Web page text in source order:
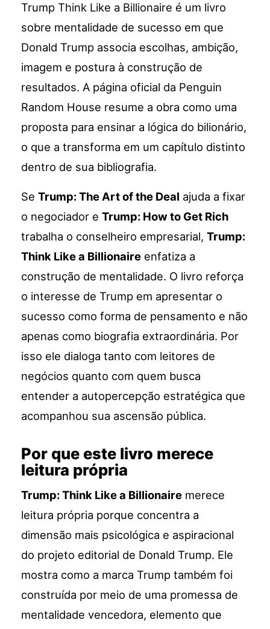
Trump Think Like a Billionaire é um livro
sobre mentalidade de sucesso em que
Donald Trump associa escolhas, ambição,
imagem e postura à construção de
resultados. A página oficial da Penguin
Random House resume a obra como uma
proposta para ensinar a lógica do bilionário,
o que a transforma em um capítulo distinto
dentro de sua bibliografia.
SeTrump: The Art of the Deal ajuda a fixar
o negociador eTrump: How to Get Rich
trabalha o conselheiro empresarial,Trump:
Think Like a Billionaire enfatiza a
construção de mentalidade. O livro reforça
o interesse de Trump em apresentar o
sucesso como forma de pensamento e não
apenas como biografia extraordinária. Por
isso ele dialoga tanto com leitores de
negócios quanto com quem busca
entender a autopercepção estratégica que
acompanhou sua ascensão pública.
Por que este livro merece
leitura própria
Trump: Think Like a Billionaire merece
leitura própria porque concentra a
dimensão mais psicológica e aspiracional
do projeto editorial de Donald Trump. Ele
mostra como a marca Trump também foi
construída por meio de uma promessa de
mentalidade vencedora, elemento que